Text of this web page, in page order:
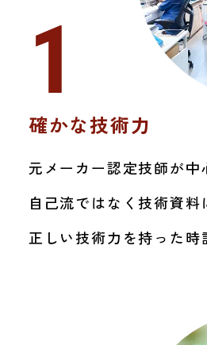
1
確かな技術力
元メーカー認定技師が中
自己流ではなく技術資料
正しい技術力を持った時
し込み受付を、当面の間一時
す。
これまで10年以上にわたり、多
時計の修理に携わる機会をいた
長年にわたりご愛顧いただき
現在ご利用いただいているお客
ります。
今後の受付につきましては、サ
お客様にはご不便をおかけいた
これまで10年以上に
客様の大切なお時計の
会をいただきました。
長年にわたりご愛顧い
現在ご利用いただいて
び業者様からの修理の
検討してまいります。